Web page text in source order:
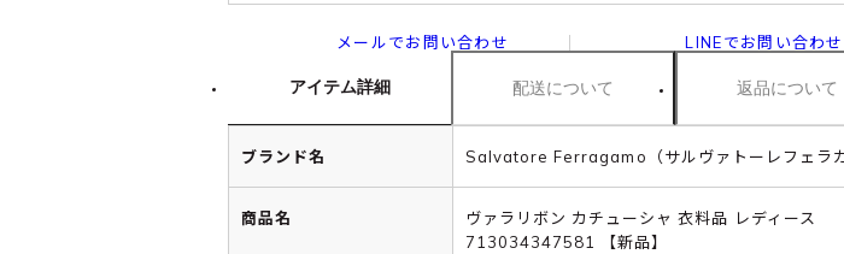
メールでお問い合わせ LINEでお問い合わせ
アイテム詳細 配送について 返品について
ブランド名 Salvatore Ferragamo（サルヴァトーレフェラ
商品名
ヴァラリボン カチューシャ 衣料品 レディース
713034347581 【新品】